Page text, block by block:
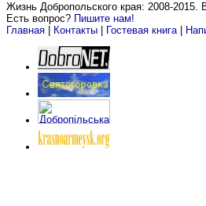
Жизнь Добропольского края: 2008-2015.
Есть вопрос? Пишите нам!
Главная
Контакты Гостевая книга|